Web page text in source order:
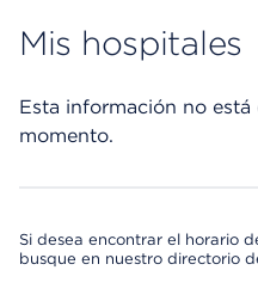
Mis hospitales
Esta información no
momento.
Si desea encontrar el horario
busque en nuestro directorio